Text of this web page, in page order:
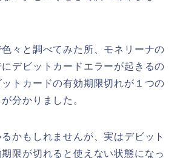
々と調べてみた所、モネリーナの
デビットカードエラーが起きるの
トカードの有効期限切れが１つの
分かりました。
かもしれませんが、実はデビット
限が切れると使えない状態になっ